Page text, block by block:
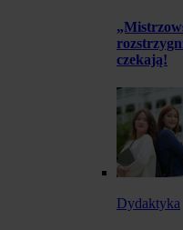
czekają!
Dydaktyka